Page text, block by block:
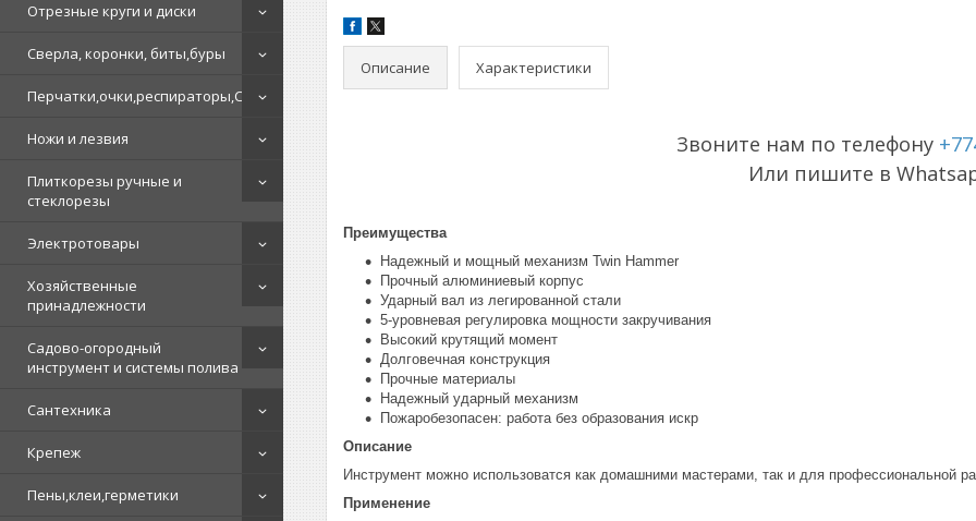
Отрезные круги и диски
Сверла, коронки, биты,буры
Перчатки,очки,респираторы,СИЗ
Ножи и лезвия
Плиткорезы ручные и
стеклорезы
Электротовары
Хозяйственные
принадлежности
Садово-огородный
инструмент и системы полива
Сантехника
Крепеж
Пены,клеи,герметики
Описание Характеристики
Звоните нам по телефону
Или пишите в
Преимущества
Надежный и мощный механизм Twin Hammer
Прочный алюминиевый корпус
Ударный вал из легированной стали
5-уровневая регулировка мощности закручивания
Высокий крутящий момент
Долговечная конструкция
Прочные материалы
Надежный ударный механизм
Пожаробезопасен: работа без образования искр
Описание
Инструмент можно использоватся как домашними мастерами, так и для профессиональной
Применение